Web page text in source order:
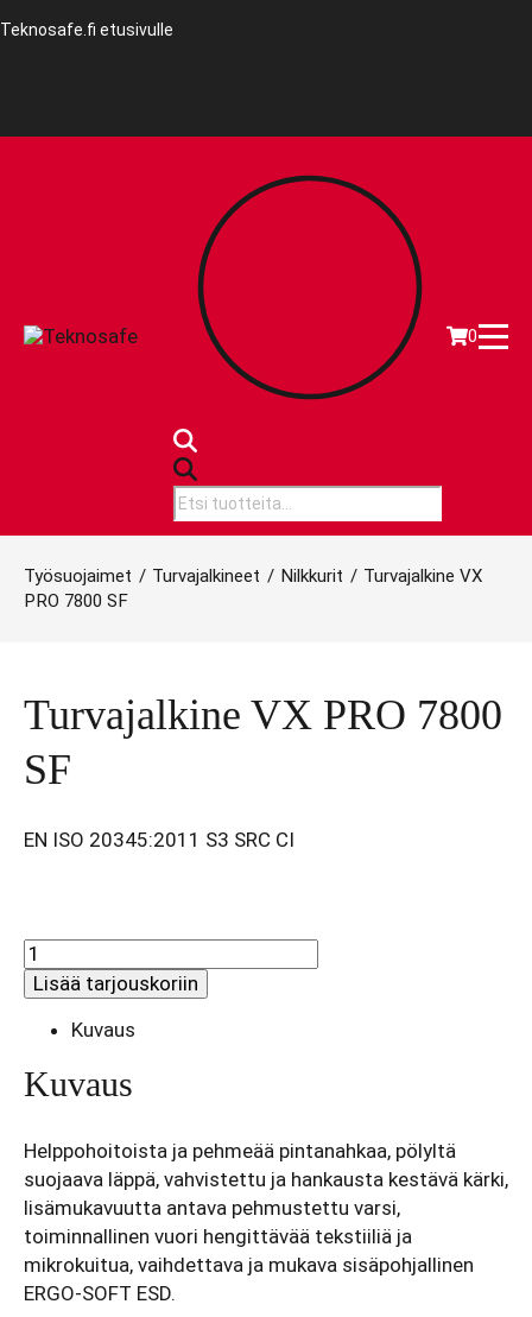
Teknosafe.fi etusivulle
search
0
Työsuojaimet / Turvajalkineet / Nilkkurit / Turvajalkine VX
PRO 7800 SF
Turvajalkine VX PRO 7800
SF
EN ISO 20345:2011 S3 SRC CI
Turvajalkine
VX
PRO
Lisää tarjouskoriin
Kuvaus
Kuvaus
Helppohoitoista ja pehmeää pintanahkaa, pölyltä
suojaava läppä, vahvistettu ja hankausta kestävä kärki,
lisämukavuutta antava pehmustettu varsi,
toiminnallinen vuori hengittävää tekstiiliä ja
mikrokuitua, vaihdettava ja mukava sisäpohjallinen
ERGO-SOFT ESD.